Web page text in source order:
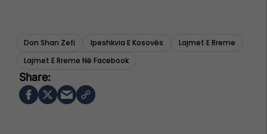
Don Shan Zefi Ipeshkvia E Kosovës
Lajmet E Rreme
Lajmet E Rreme Në Facebook